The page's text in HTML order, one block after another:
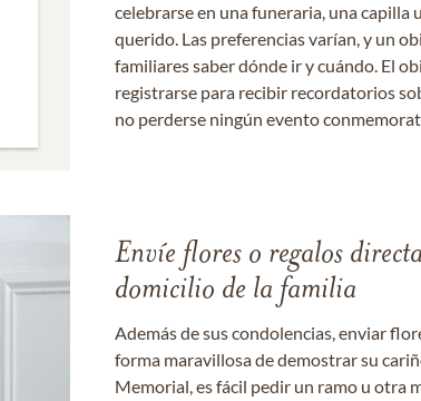
celebrarse en una funeraria, una
querido. Las preferencias varían, y un
familiares saber dónde ir y cuándo. El
registrarse para recibir recordatorios
no perderse ningún evento
Envíe flores o regalos
domicilio de la familia
Además de sus condolencias, enviar
forma maravillosa de demostrar su
Memorial, es fácil pedir un ramo u otra